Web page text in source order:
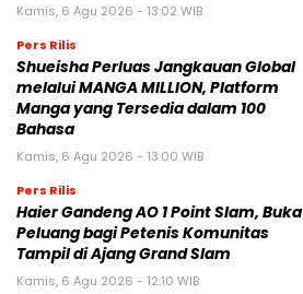
Kamis, 6 Agu 2026 - 13:02 WIB
Pers Rilis
Shueisha Perluas Jangkauan Global
melalui MANGA MILLION, Platform
Manga yang Tersedia dalam 100
Bahasa
Kamis, 6 Agu 2026 - 13:00 WIB
Pers Rilis
Haier Gandeng AO 1 Point Slam, Buka
Peluang bagi Petenis Komunitas
Tampil di Ajang Grand Slam
Kamis, 6 Agu 2026 - 12:10 WIB